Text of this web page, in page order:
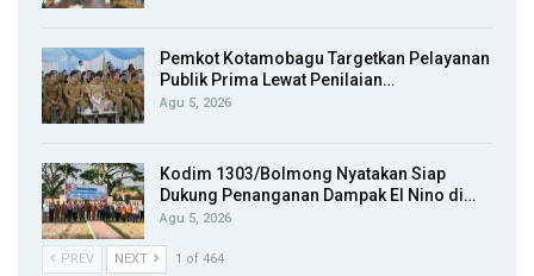
Pemkot Kotamobagu Targetkan Pelayanan
Publik Prima Lewat Penilaian…
Agu 5, 2026
Kodim 1303/Bolmong Nyatakan Siap
Dukung Penanganan Dampak El Nino di…
Agu 5, 2026
PREV NEXT 1 of 464